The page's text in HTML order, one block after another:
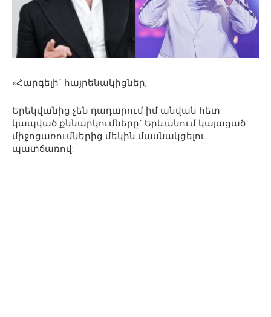
«Հարգելի´ հայրենակիցներ,
Երեկվանից չեն դադարում իմ անվան հետ
կապված քննարկումները` Երևանում կայացած
միջոցառումներից մեկին մասնակցելու
պատճառով: